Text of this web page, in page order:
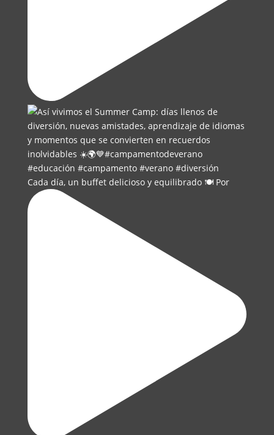
Cada día, un buffet delicioso y equilibrado 🍽️ Por